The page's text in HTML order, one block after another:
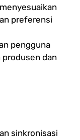
preferensi
pengguna
dan
sinkronisasi